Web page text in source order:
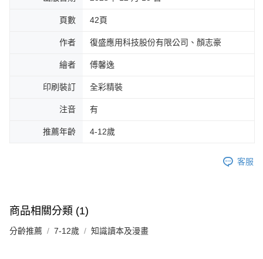
頁數 42頁
作者 復盛應用科技股份有限公司、顏志豪
繪者 傅馨逸
印刷裝訂 全彩精裝
注音 有
推薦年齡 4-12歲
客服
商品相關分類 (1)
分齡推薦 7-12歲 知識讀本及漫畫